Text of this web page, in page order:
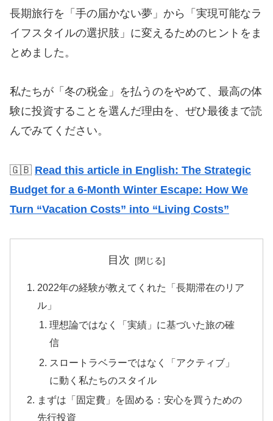
長期旅行を「手の届かない夢」から「実現可能なラ
イフスタイルの選択肢」に変えるためのヒントをま
とめました。
私たちが「冬の税金」を払うのをやめて、最高の体
験に投資することを選んだ理由を、ぜひ最後まで読
んでみてください。
🇬🇧 Read this article in English: The Strategic
Budget for a 6-Month Winter Escape: How We
Turn “Vacation Costs” into “Living Costs”
目次
2022年の経験が教えてくれた「長期滞在のリア
ル」
理想論ではなく「実績」に基づいた旅の確
信
スロートラベラーではなく「アクティブ」
に動く私たちのスタイル
まずは「固定費」を固める：安心を買うための
先行投資